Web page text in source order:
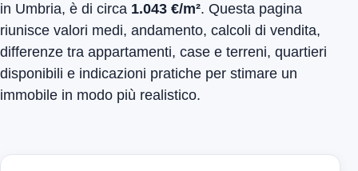
in Umbria, è di circa 1.043 €/m². Questa pagina
riunisce valori medi, andamento, calcoli di vendita,
differenze tra appartamenti, case e terreni, quartieri
disponibili e indicazioni pratiche per stimare un
immobile in modo più realistico.